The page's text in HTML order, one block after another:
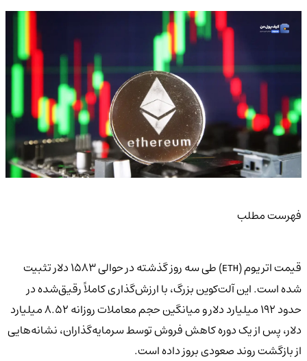
فهرست مطلب
قیمت اتریوم ( ETH
) طی سه روز گذشته در حوالی ۱۵۸۳ دلار تثبیت
شده است. این آلت‌کوین بزرگ، با ارزش‌گذاری کاملاً رقیق‌شده در
حدود ۱۹۲ میلیارد دلار و میانگین حجم معاملات روزانه ۸.۵۲ میلیارد
دلار، پس از یک دوره کاهش فروش توسط سرمایه‌گذاران، نشانه‌هایی
از بازگشت روند صعودی بروز داده است.